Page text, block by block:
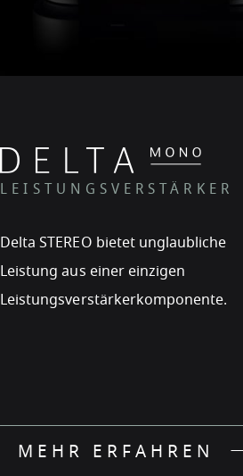
LEISTUNGSVERSTÄRKER
Delta STEREO bietet unglaubliche
Leistung aus einer einzigen
Leistungsverstärkerkomponente.
MEHR ERFAHREN